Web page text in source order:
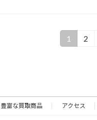
固
1
固
2
豊富な買取商品 アクセス